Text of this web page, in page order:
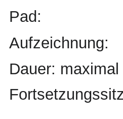
Pad:
Aufzeichnung:
Dauer: